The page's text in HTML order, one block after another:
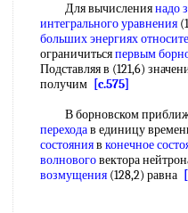
Для вычислениянадо
интегрального уравнения
больших энергиях
ограничитьсяпервым
Подставляя в (121,6)
получим [c.575]
В борновском
переходав единицу
состоянияв конечное
волновоговектора
возмущения (128,2) равна